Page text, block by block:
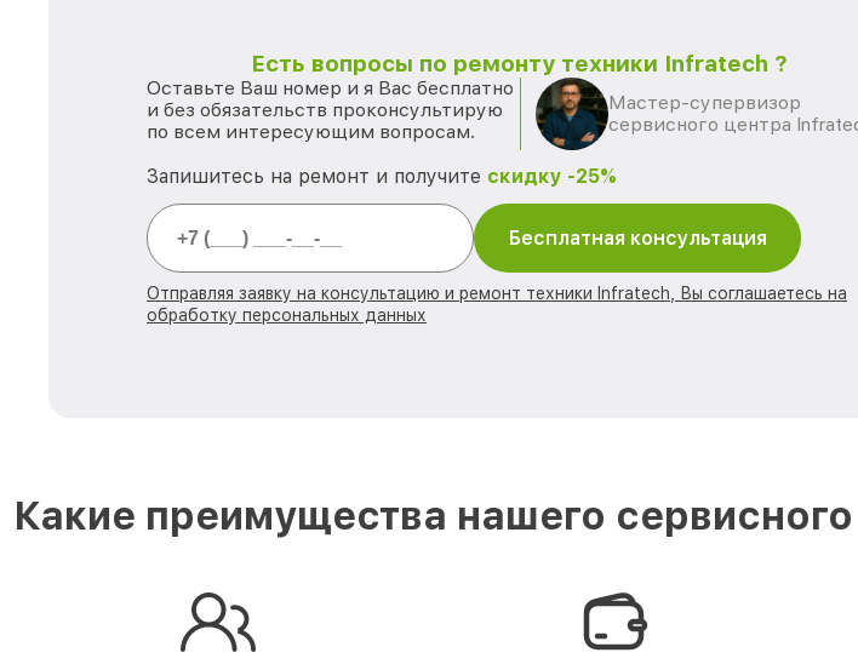
Есть вопросы по ремонту техники Infratech ?
Оставьте Ваш номер и я Вас бесплатно
и без обязательств проконсультирую
по всем интересующим вопросам.
Мастер-супервизор
сервисного центра
Запишитесь на ремонт и получите скидку -25%
Бесплатная консультация
Отправляя заявку на консультацию и ремонт техники Infratech, Вы соглашаетесь на
обработку персональных данных
Какие преимущества нашего